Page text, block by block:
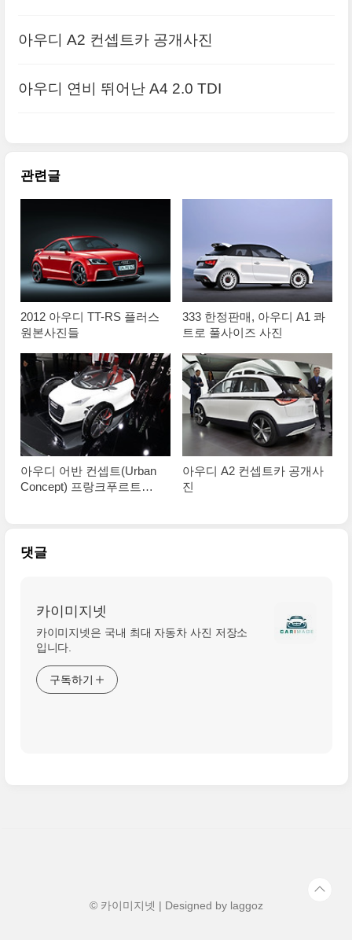
아우디 A2 컨셉트카 공개사진
아우디 연비 뛰어난 A4 2.0 TDI
관련글
2012 아우디 TT-RS 플러스
원본사진들
333 한정판매, 아우디 A1 콰
트로 풀사이즈 사진
아우디 어반 컨셉트(Urban
Concept) 프랑크푸르트모
아우디 A2 컨셉트카 공개사
진
댓글
카이미지넷
카이미지넷은 국내 최대 자동차 사진 저장소
입니다.
구독하기
© 카이미지넷 | Designed by laggoz